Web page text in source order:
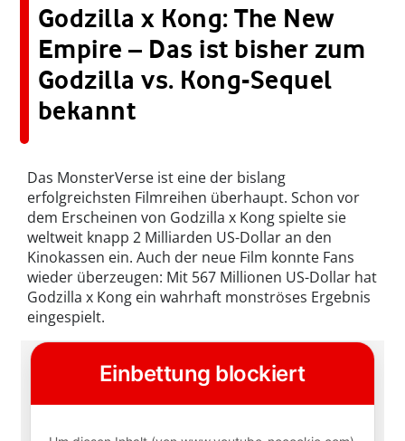
Godzilla x Kong: The New
Empire – Das ist bisher zum
Godzilla vs. Kong-Sequel
bekannt
Das MonsterVerse ist eine der bislang
erfolgreichsten Filmreihen überhaupt. Schon vor
dem Erscheinen von Godzilla x Kong spielte sie
weltweit knapp 2 Milliarden US-Dollar an den
Kinokassen ein. Auch der neue Film konnte Fans
wieder überzeugen: Mit 567 Millionen US-Dollar hat
Godzilla x Kong ein wahrhaft monströses Ergebnis
eingespielt.